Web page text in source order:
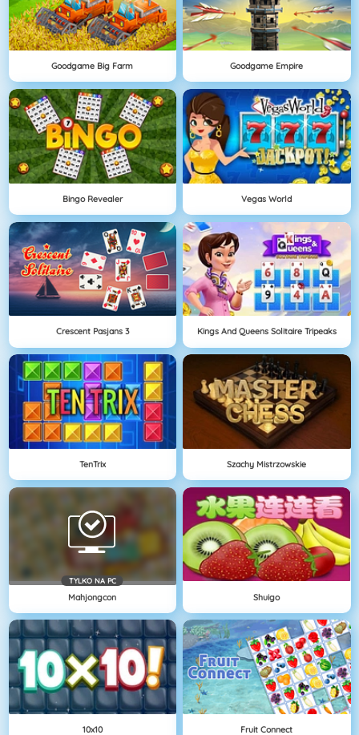
Goodgame Big Farm Goodgame Empire
Bingo Revealer Vegas World
Crescent Pasjans 3 Kings And Queens Solitaire Tripeaks
TenTrix Szachy Mistrzowskie
TYLKO NA PC
Mahjongcon Shuigo
10x10 Fruit Connect